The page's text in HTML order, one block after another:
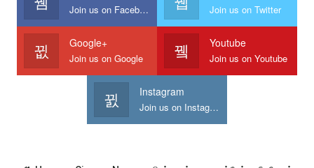
Join us on Facebook Join us on Twitter
Google+
Join us on Google
Youtube
Join us on Youtube
Instagram
Join us on Instagram